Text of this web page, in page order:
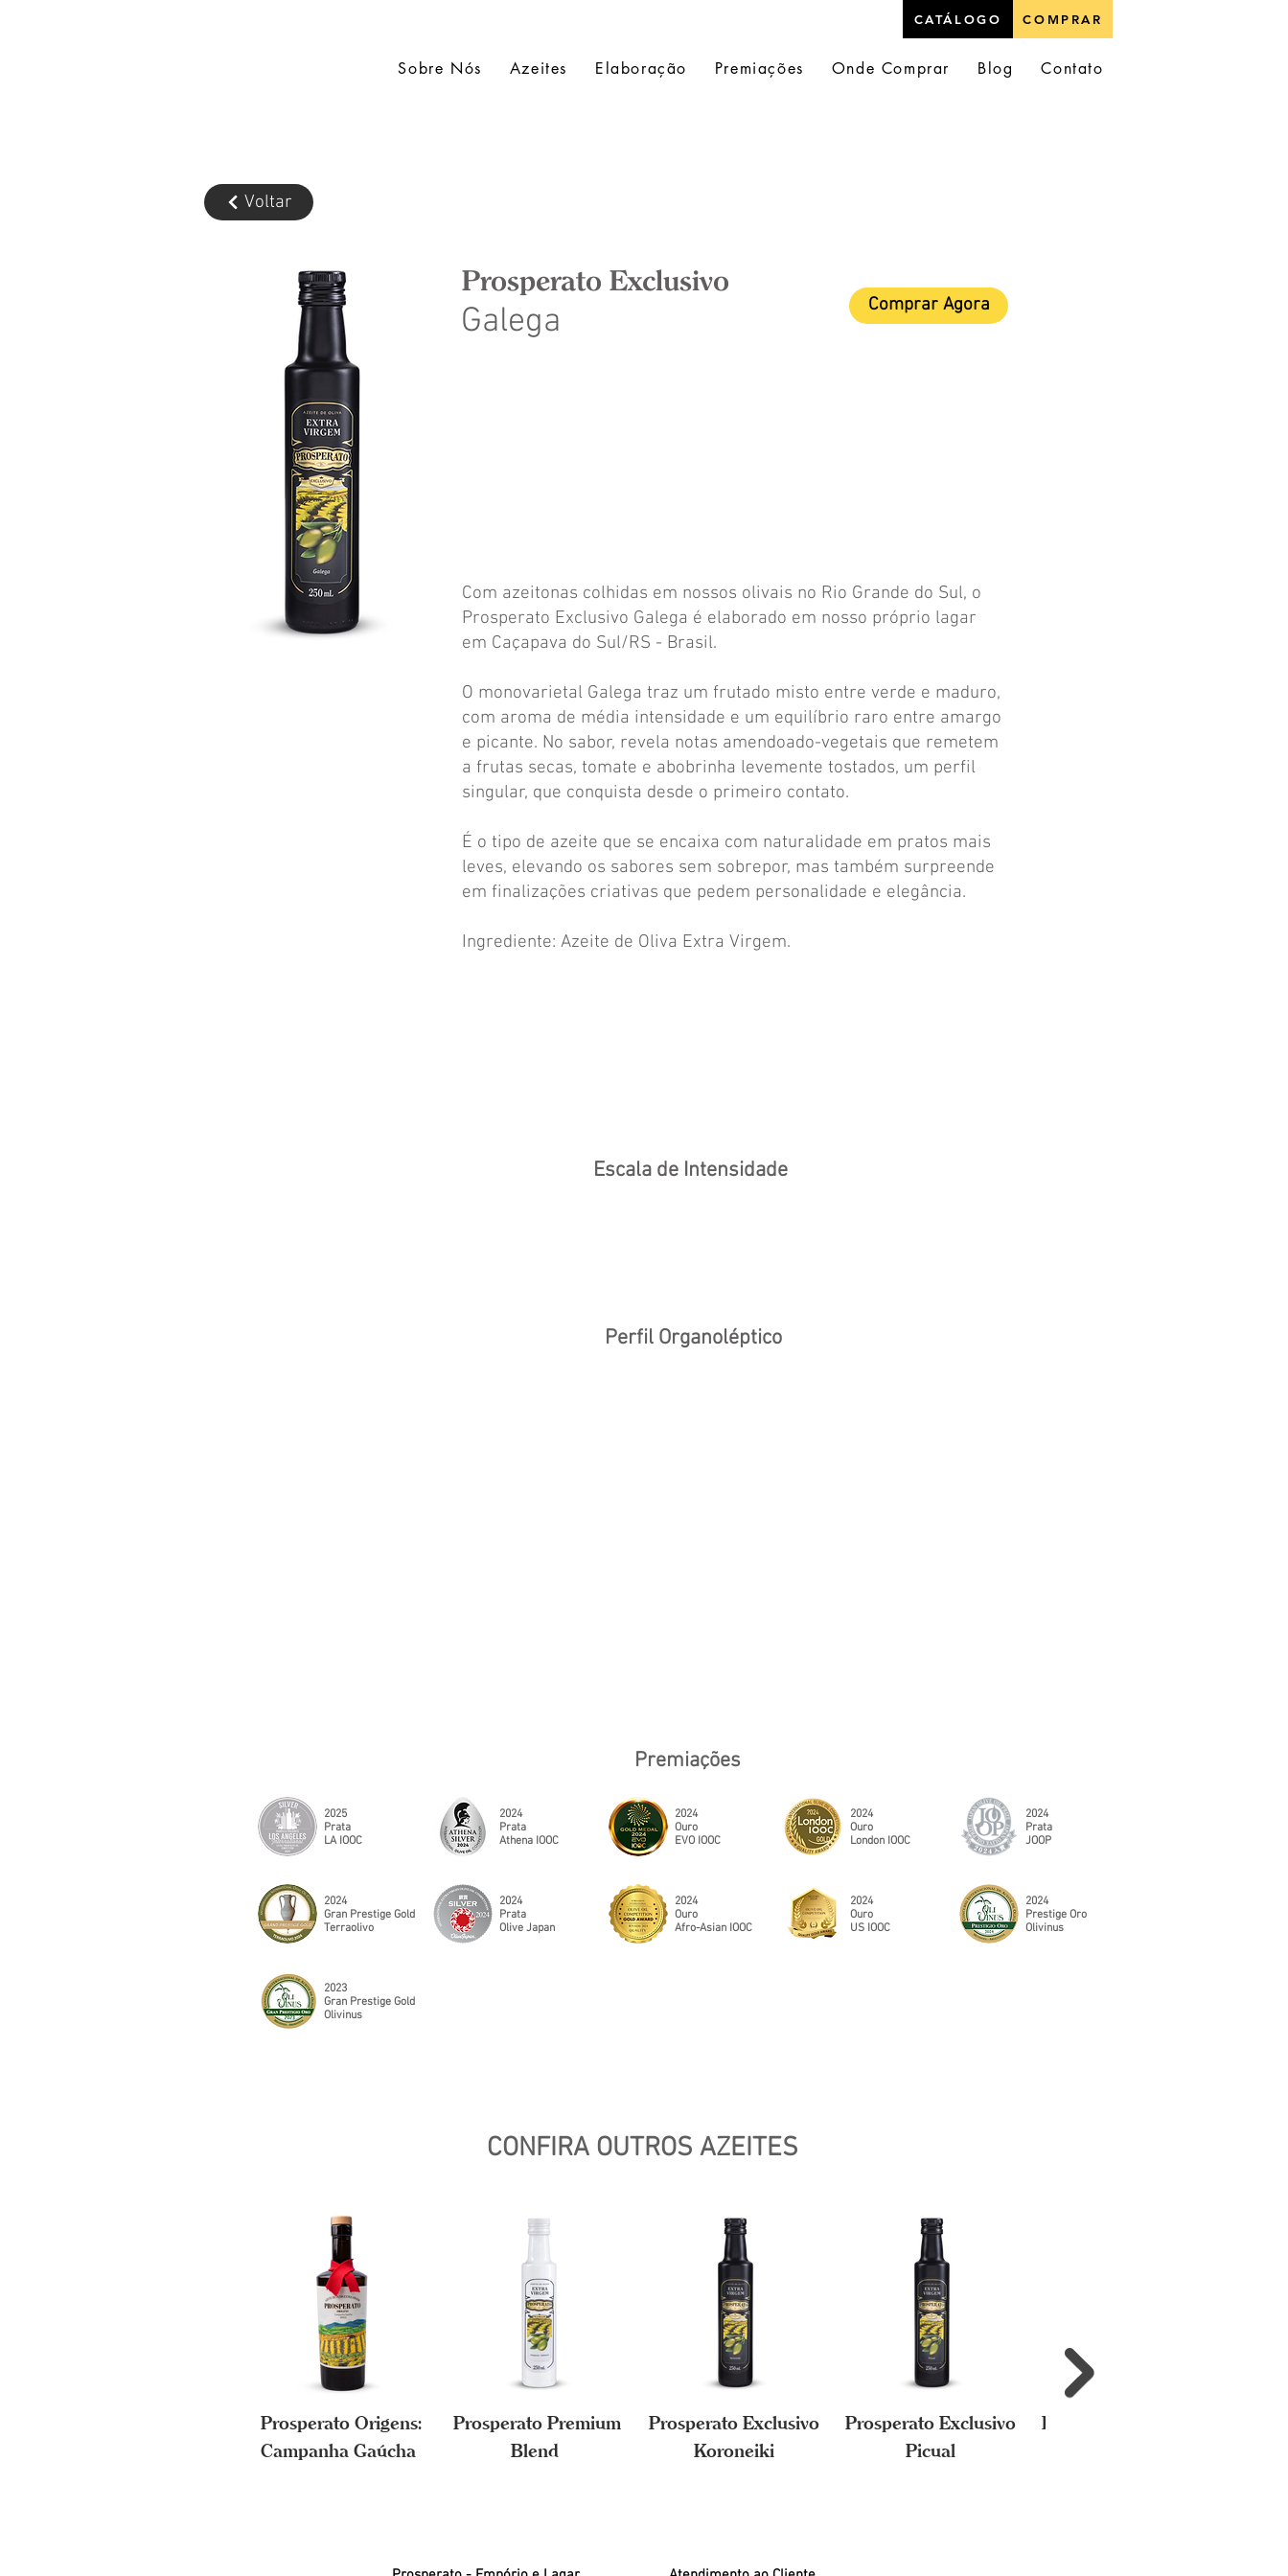
CATÁLOGO COMPRAR
Sobre Nós Azeites Elaboração Premiações Onde Comprar Blog Contato
Voltar
Galega
Prosperato Exclusivo
Com azeitonas colhidas em nossos olivais no Rio Grande do Sul, o
Prosperato Exclusivo Galega é elaborado em nosso próprio lagar
em Caçapava do Sul/RS - Brasil.
O monovarietal Galega traz um frutado misto entre verde e maduro,
com aroma de média intensidade e um equilíbrio raro entre amargo
e picante. No sabor, revela notas amendoado-vegetais que remetem
a frutas secas, tomate e abobrinha levemente tostados, um perfil
singular, que conquista desde o primeiro contato.
É o tipo de azeite que se encaixa com naturalidade em pratos mais
leves, elevando os sabores sem sobrepor, mas também surpreende
em finalizações criativas que pedem personalidade e elegância.
Ingrediente: Azeite de Oliva Extra Virgem.
Comprar Agora
Escala de Intensidade
Perfil Organoléptico
Premiações
LA IOOC
Prata
2025
Terraolivo
Gran Prestige Gold
2024
Olivinus
Gran Prestige Gold
2023
Athena IOOC
Prata
2024
Olive Japan
Prata
2024
EVO IOOC
Ouro
2024
Afro-Asian IOOC
Ouro
2024
London IOOC
Ouro
2024
US IOOC
Ouro
2024
JOOP
Prata
2024
Olivinus
Prestige Oro
2024
CONFIRA OUTROS AZEITES
Prosperato Origens:
Campanha Gaúcha
Prosperato Premium
Blend
Prosperato Exclusivo
Koroneiki
Prosperato Exclusivo
Picual
Prosperato Exclusivo